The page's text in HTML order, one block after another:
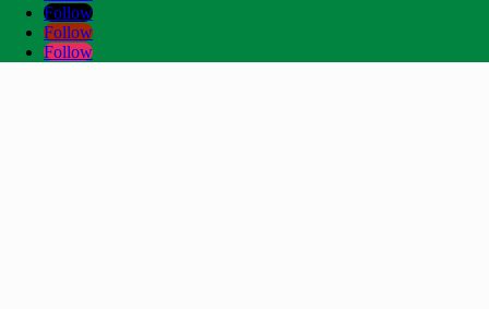
Follow
Follow
Follow